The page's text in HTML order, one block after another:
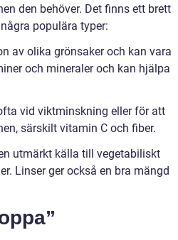
den behöver. Det finns ett brett
populära typer:
av olika grönsaker och kan vara
och mineraler och kan hjälpa
vid viktminskning eller för att
särskilt vitamin C och fiber.
utmärkt källa till vegetabiliskt
Linser ger också en bra mängd